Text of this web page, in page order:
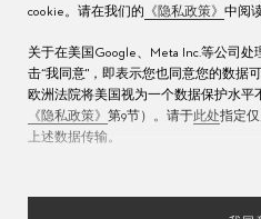
公司
工作机会
媒体数据库
沪ICP备16013004号
cookie。请在我们的 《隐私政策》 中阅
关于在美国Google、Meta Inc.等公司
击“我同意"，即表示您也同意您的数据
欧洲法院将美国视为一个数据保护水平
《隐私政策》 第9节）。请于此处指定
上述数据传输。